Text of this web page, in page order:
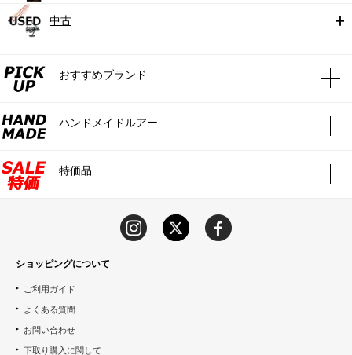
中古
おすすめブランド
ハンドメイドルアー
特価品
ショッピングについて
ご利用ガイド
よくある質問
お問い合わせ
下取り購入に関して